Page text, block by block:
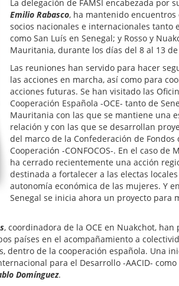
La delegación de FAMSI encabezada por
Emilio Rabasco, ha mantenido encuentros
socios nacionales e internacionales tanto
como San Luís en Senegal; y Rosso y
Mauritania, durante los días del 8 al 13
Las reuniones han servido para hacer
las acciones en marcha, así como para
acciones futuras. Se han visitado las
Cooperación Española -OCE- tanto de
Mauritania con las que se mantiene una
relación y con las que se desarrollan
del marco de la Confederación de Fondos
Cooperación -CONFOCOS-. En el caso de
ha cerrado recientemente una acción
destinada a fortalecer a las electas locales
autonomía económica de las mujeres. Y
Senegal se inicia ahora un proyecto para
, coordinadora de la OCE en Nuakchot, han
países en el acompañamiento a
dentro de la cooperación española. Una
para el Desarrollo -AACID-
Domínguez.